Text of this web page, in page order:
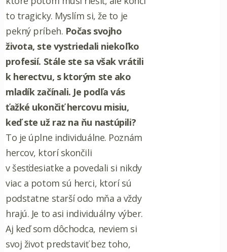
to tragicky. Myslím si, že to je
pekný príbeh. Počas svojho
života, ste vystriedali niekoľko
profesií. Stále ste sa však vrátili
k herectvu, s ktorým ste ako
mladík začínali. Je podľa vás
ťažké ukončiť hercovu misiu,
keď ste už raz na ňu nastúpili?
To je úplne individuálne. Poznám
hercov, ktorí skončili
v šesťdesiatke a povedali si nikdy
viac a potom sú herci, ktorí sú
podstatne starší odo mňa a vždy
hrajú. Je to asi individuálny výber.
Aj keď som dôchodca, neviem si
svoj život predstaviť bez toho,